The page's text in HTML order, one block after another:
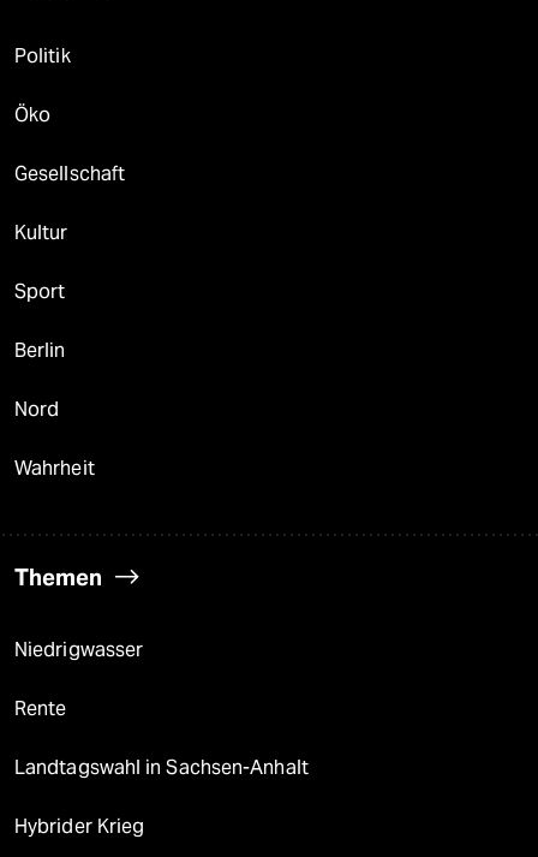
Politik
Öko
Gesellschaft
Kultur
Sport
Berlin
Nord
Wahrheit
Themen
Niedrigwasser
Rente
Landtagswahl in Sachsen-Anhalt
Hybrider Krieg